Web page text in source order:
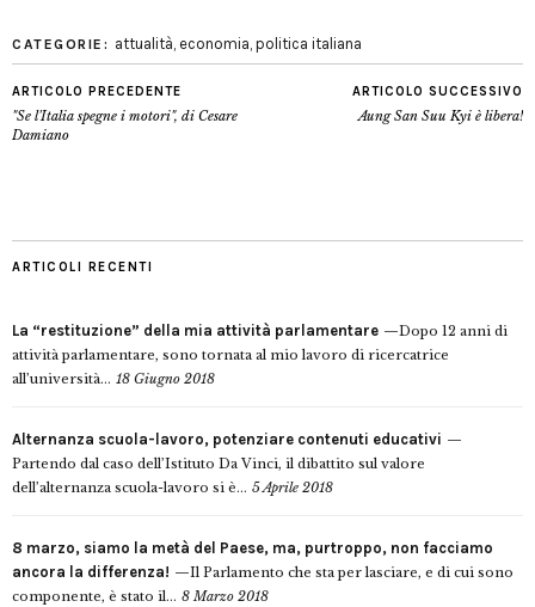
CATEGORIE: attualità, economia, politica italiana
ARTICOLO PRECEDENTE
"Se l'Italia spegne i motori", di Cesare
Damiano
ARTICOLO SUCCESSIVO
Aung San Suu Kyi è libera!
ARTICOLI RECENTI
La “restituzione” della mia attività parlamentare
Dopo 12 anni di
attività parlamentare, sono tornata al mio lavoro di ricercatrice
all’università... 18 Giugno 2018
Alternanza scuola-lavoro, potenziare contenuti educativi
Partendo dal caso dell’Istituto Da Vinci, il dibattito sul valore
dell’alternanza scuola-lavoro si è... 5 Aprile 2018
8 marzo, siamo la metà del Paese, ma, purtroppo, non facciamo
ancora la differenza!
Il Parlamento che sta per lasciare, e di cui sono
componente, è stato il... 8 Marzo 2018